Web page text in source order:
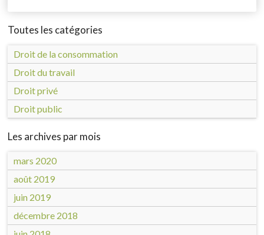
Toutes les catégories
Droit de la consommation
Droit du travail
Droit privé
Droit public
Les archives par mois
mars 2020
août 2019
juin 2019
décembre 2018